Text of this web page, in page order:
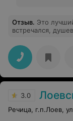
Отзыв. Это
встречался,
3.0
Речица, г.п.Лоев,